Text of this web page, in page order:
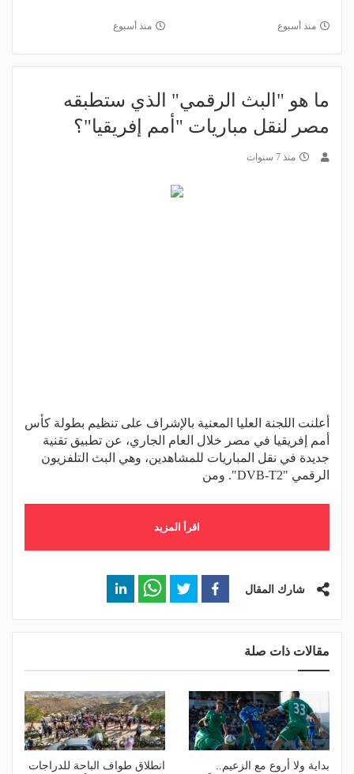
منذ أسبوع منذ أسبوع
ما هو "البث الرقمي" الذي ستطبقه
مصر لنقل مباريات "أمم إفريقيا"؟
منذ 7 سنوات
أعلنت اللجنة العليا المعنية بالإشراف على تنظيم بطولة كأس
أمم إفريقيا في مصر خلال العام الجاري، عن تطبيق تقنية
جديدة في نقل المباريات للمشاهدين، وهي البث التلفزيون
الرقمي "DVB-T2". ومن
اقرأ المزيد
شارك المقال
مقالات ذات صلة
بداية ولا أروع مع الزعيم..
انطلاق طواف الباحة للدراجات